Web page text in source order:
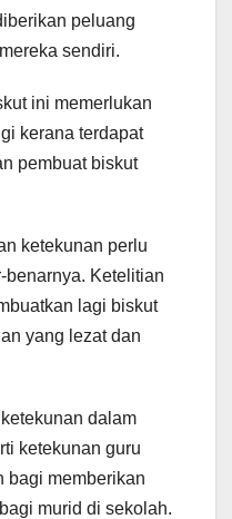
peluang
sendiri.
ini memerlukan
kerana terdapat
pembuat biskut
ketekunan perlu
Ketelitian
lagi biskut
yang lezat dan
dalam
ketekunan guru
bagi memberikan
murid di sekolah.